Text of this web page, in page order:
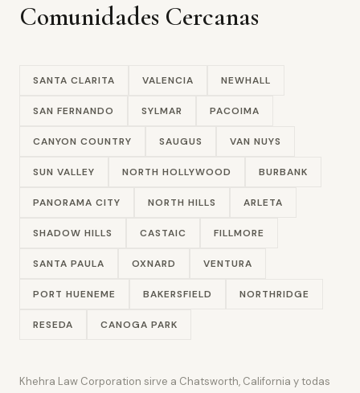
Comunidades Cercanas
SANTA CLARITA VALENCIA NEWHALL
SAN FERNANDO SYLMAR PACOIMA
CANYON COUNTRY SAUGUS VAN NUYS
SUN VALLEY NORTH HOLLYWOOD BURBANK
PANORAMA CITY NORTH HILLS ARLETA
SHADOW HILLS CASTAIC FILLMORE
SANTA PAULA OXNARD VENTURA
PORT HUENEME BAKERSFIELD NORTHRIDGE
RESEDA CANOGA PARK
Khehra Law Corporation sirve a Chatsworth, California y todas